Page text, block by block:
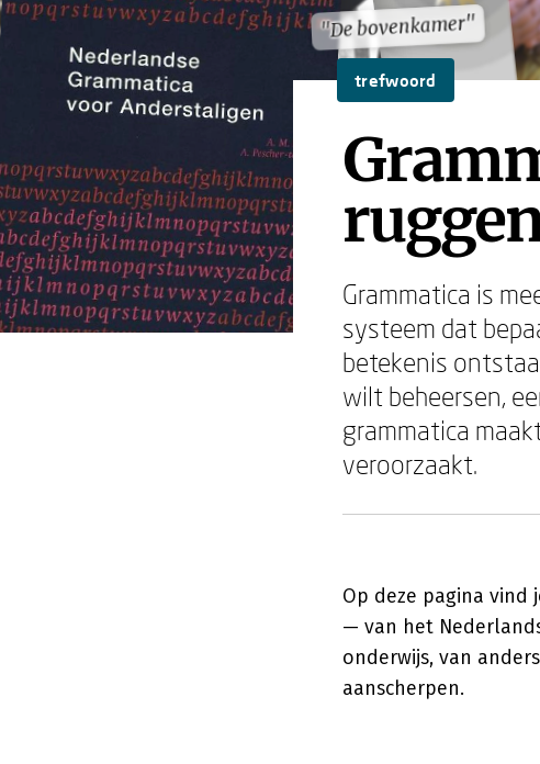
"De bovenkamer"
"De bovenkamer"
trefwoord
Grammatica is
systeem dat
betekenis
wilt beheersen,
grammatica
veroorzaakt.
Op deze pagina vind
— van het
onderwijs, van
aanscherpen.